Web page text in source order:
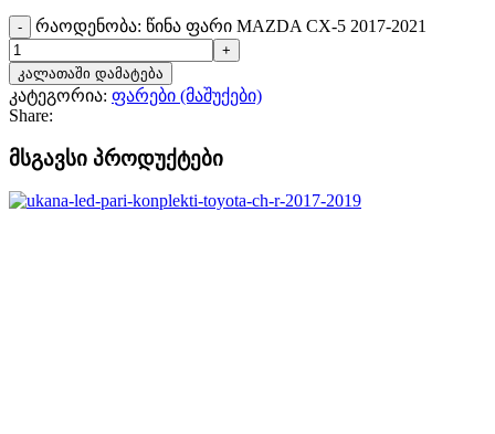
რაოდენობა: წინა ფარი MAZDA CX-5 2017-2021
კალათაში დამატება
კატეგორია: ფარები (მაშუქები)
Share:
მსგავსი პროდუქტები